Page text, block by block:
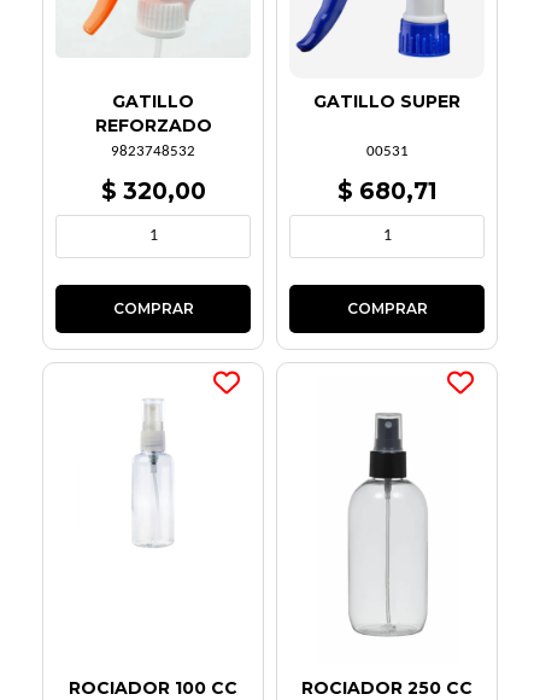
GATILLO
REFORZADO
9823748532
$ 320,00
GATILLO SUPER
00531
$ 680,71
ROCIADOR 100 CC ROCIADOR 250 CC